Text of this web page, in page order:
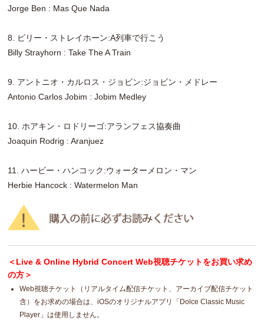
Jorge Ben : Mas Que Nada
8. ビリー・ストレイホーン:A列車で行こう
Billy Strayhorn : Take The A Train
9. アントニオ・カルロス・ジョビン:ジョビン・メドレー
Antonio Carlos Jobim : Jobim Medley
10. ホアキン・ロドリーゴ:アランフェス協奏曲
Joaquin Rodrig : Aranjuez
11. ハービー・ハンコック:ウォーターメロン・マン
Herbie Hancock : Watermelon Man
＜Live & Online Hybrid Concert Web視聴チケットをお買い求め
の方＞
Web視聴チケット（リアルタイム配信チケット、アーカイブ配信チケット
含）をお求めの場合は、iOSのオリジナルアプリ「Dolce Classic Music
Player」は使用しません。